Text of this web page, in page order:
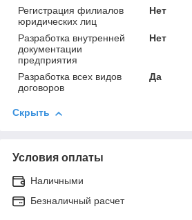
Регистрация филиалов
юридических лиц
Нет
Разработка внутренней
документации
предприятия
Нет
Разработка всех видов
договоров
Да
Скрыть
Условия оплаты
Наличными
Безналичный расчет